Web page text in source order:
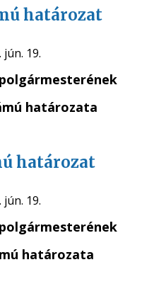
határozat
jún. 19.
határozata
határozat
jún. 19.
határozata